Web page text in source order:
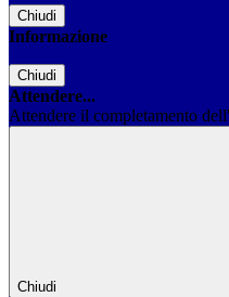
Chiudi
Informazione
Chiudi
Attendere...
Attendere il completamento
Chiudi